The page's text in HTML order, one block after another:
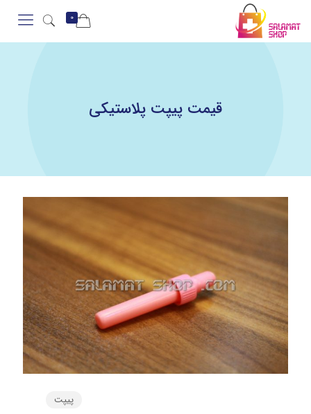
0
قیمت پیپت پلاستیکی
پیپت